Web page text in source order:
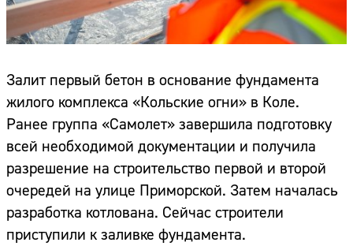
Залит первый бетон в основание фундамента
жилого комплекса «Кольские огни» в Коле.
Ранее группа «Самолет» завершила подготовку
всей необходимой документации и получила
разрешение на строительство первой и второй
очередей на улице Приморской. Затем началась
разработка котлована. Сейчас строители
приступили к заливке фундамента.